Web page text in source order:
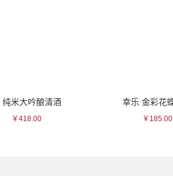
吟酿清酒 幸乐 金彩花蝶瓷杯
￥185.00